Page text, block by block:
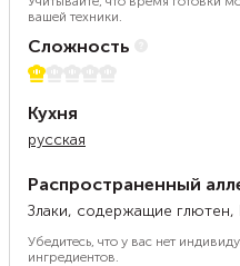
вашей техники.
Сложность
1 из 5
Кухня
русская
Распространенный
Злаки, содержащие
Убедитесь, что у вас нет
ингредиентов.